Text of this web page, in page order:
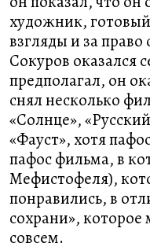
художник,
взгляды и за
Сокуров оказался
предполагал, он
снял несколько
«Солнце»,
«Фауст», хотя
пафос фильма, в
Мефистофеля),
понравились, в
сохрани»,
совсем.